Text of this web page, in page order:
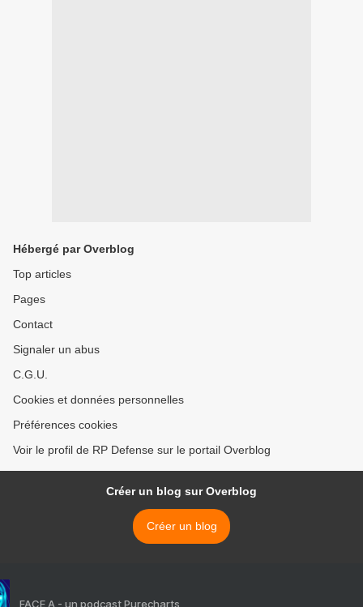
Hébergé par Overblog
Top articles
Pages
Contact
Signaler un abus
C.G.U.
Cookies et données personnelles
Préférences cookies
Voir le profil de RP Defense sur le portail Overblog
Créer un blog sur Overblog
Créer un blog
FACE A - un podcast Purecharts